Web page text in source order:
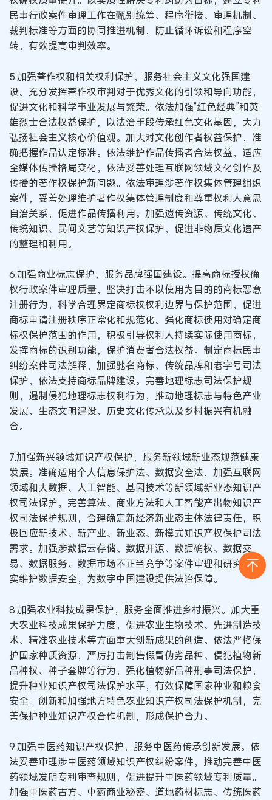
民事行政案件审理工作在甄别统筹、程序衔接、审理机制、
裁判标准等方面的协同推进机制，防止循环诉讼和程序空
转，有效提高审判效率。
5.加强著作权和相关权利保护，服务社会主义文化强国建
设。充分发挥著作权审判对于优秀文化的引领和导向功能，
促进文化和科学事业发展与繁荣。依法加强“红色经典”和英
雄烈士合法权益保护，以法治手段传承红色文化基因，大力
弘扬社会主义核心价值观。加大对文化创作者权益保护，准
确把握作品认定标准。依法维护作品传播者合法权益，适应
全媒体传播格局变化，依法妥善处理互联网领域文化创作及
传播的著作权保护新问题。依法审理涉著作权集体管理组织
案件，妥善处理维护著作权集体管理制度和尊重权利人意思
自治关系，促进作品传播利用。加强遗传资源、传统文化、
传统知识、民间文艺等知识产权保护，促进非物质文化遗产
的整理和利用。
6.加强商业标志保护，服务品牌强国建设。提高商标授权确
权行政案件审理质量，坚决打击不以使用为目的的商标恶意
注册行为，科学合理界定商标权权利边界与保护范围，促进
商标申请注册秩序正常化和规范化。强化商标使用对确定商
标权保护范围的作用，积极引导权利人持续实际使用商标，
发挥商标的识别功能，保护消费者合法权益。制定商标民事
纠纷案件司法解释，加强驰名商标、传统品牌和老字号司法
保护，依法支持商标品牌建设。完善地理标志司法保护规
则，遏制侵犯地理标志权利行为，推动地理标志与特色产业
发展、生态文明建设、历史文化传承以及乡村振兴有机融
合。
7.加强新兴领域知识产权保护，服务新领域新业态规范健康
发展。准确适用个人信息保护法、数据安全法，加强互联网
领域和大数据、人工智能、基因技术等新领域新业态知识产
权司法保护，完善算法、商业方法和人工智能产出物知识产
权司法保护规则，合理确定新经济新业态主体法律责任，积
极回应新技术、新产业、新业态、新模式知识产权保护司法
需求。加强涉数据云存储、数据开源、数据确权、数据交
易、数据服务、数据市场不正当竞争等案件审理和研究，切
实维护数据安全，为数字中国建设提供法治保障。
8.加强农业科技成果保护，服务全面推进乡村振兴。加大重
大农业科技成果保护力度，促进农业生物技术、先进制造技
术、精准农业技术等方面重大创新成果的创造。依法严格保
护国家种质资源，严厉打击制售假冒伪劣品种、侵犯植物新
品种权、种子套牌等行为，强化植物新品种刑事司法保护，
提升种业知识产权司法保护水平，有效保障国家种业和粮食
安全。创新和加强地方特色农业知识产权司法保护机制，完
善保护种业知识产权合作机制，形成保护合力。
9.加强中医药知识产权保护，服务中医药传承创新发展。依
法妥善审理涉中医药领域知识产权纠纷案件，推动完善中医
药领域发明专利审查规则，促进提升中医药领域专利质量。
加强中医药古方、中药商业秘密、道地药材标志、传统医药